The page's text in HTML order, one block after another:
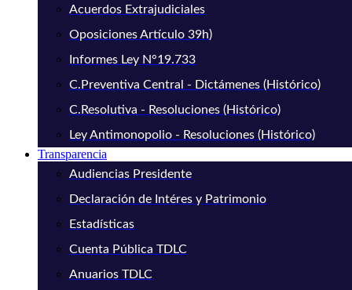
Acuerdos Extrajudiciales
Oposiciones Artículo 39h)
Informes Ley N°19.733
C.Preventiva Central - Dictámenes (Histórico)
C.Resolutiva - Resoluciones (Histórico)
Ley Antimonopolio - Resoluciones (Histórico)
Transparencia
Audiencias Presidente
Declaración de Intéres y Patrimonio
Estadísticas
Cuenta Pública TDLC
Anuarios TDLC